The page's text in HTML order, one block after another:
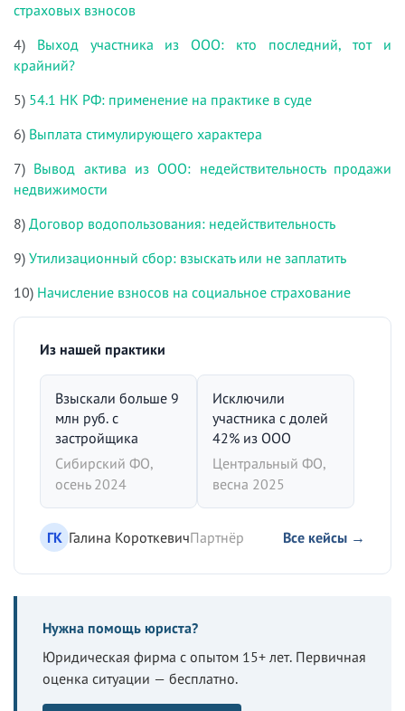
страховых взносов
4) Выход участника из ООО: кто последний, тот и
крайний?
5) 54.1 НК РФ: применение на практике в суде
6) Выплата стимулирующего характера
7) Вывод актива из ООО: недействительность продажи
недвижимости
8) Договор водопользования: недействительность
9) Утилизационный сбор: взыскать или не заплатить
10) Начисление взносов на социальное страхование
Из нашей практики
Взыскали больше 9
млн руб. с
застройщика
Сибирский ФО,
осень 2024
Исключили
участника с долей
42% из ООО
Центральный ФО,
весна 2025
ГК Галина КороткевичПартнёр Все кейсы →
Нужна помощь юриста?
Юридическая фирма с опытом 15+ лет. Первичная
оценка ситуации — бесплатно.